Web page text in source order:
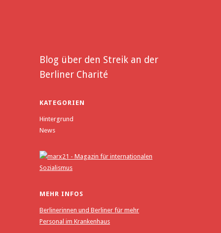
Blog über den Streik an der
Berliner Charité
KATEGORIEN
Hintergrund
News
MEHR INFOS
Berlinerinnen und Berliner für mehr
Personal im Krankenhaus